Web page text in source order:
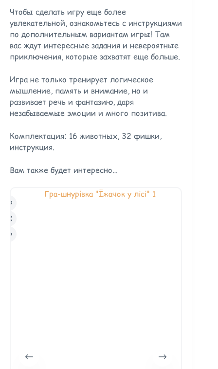
Чтобы сделать игру еще более
увлекательной, ознакомьтесь с инструкциями
по дополнительным вариантам игры! Там
вас ждут интересные задания и невероятные
приключения, которые захватят еще больше.
Игра не только тренирует логическое
мышление, память и внимание, но и
развивает речь и фантазию, даря
незабываемые эмоции и много позитива.
Комплектация: 16 животных, 32 фишки,
инструкция.
Вам также будет интересно…